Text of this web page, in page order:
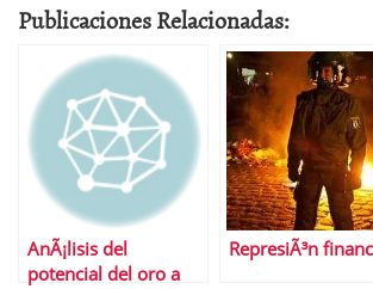
Publicaciones Relacionadas:
AnÃ¡lisis del
potencial del oro a
RepresiÃ³n